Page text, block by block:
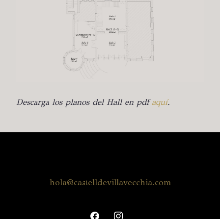
Descarga los planos del Hall en pdfaquí.
hola@castelldevillavecchia.com
facebookinstagram